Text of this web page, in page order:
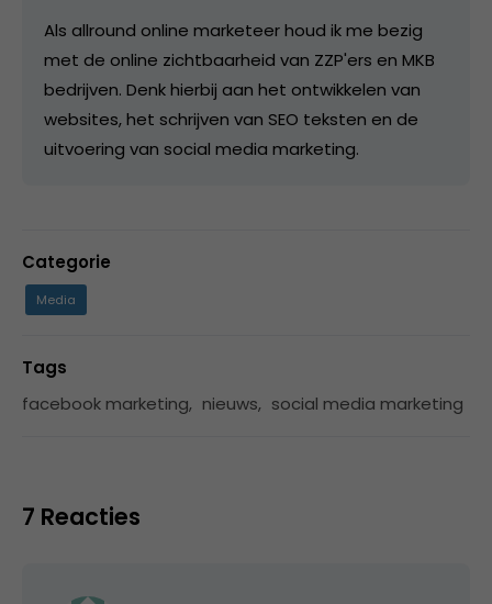
Als allround online marketeer houd ik me bezig
met de online zichtbaarheid van ZZP'ers en MKB
bedrijven. Denk hierbij aan het ontwikkelen van
websites, het schrijven van SEO teksten en de
uitvoering van social media marketing.
Categorie
Media
Tags
facebook marketing, nieuws, social media marketing
7 Reacties